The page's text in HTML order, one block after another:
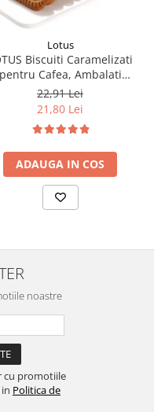
Lotus
Biscuiti Caramelizati
pentru Cafea, Ambalati
Individual 50buc 312.5g
22,91 Lei
21,80 Lei
ADAUGA IN COS
noastre
cu promotiile
Politica de